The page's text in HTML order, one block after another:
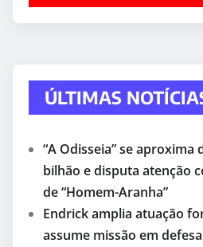
ÚLTIMAS
“A Odisseia” se aproxima
bilhão e disputa atenção
de “Homem-Aranha”
Endrick amplia atuação
assume missão em